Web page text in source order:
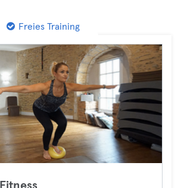
Freies Training
Fitness